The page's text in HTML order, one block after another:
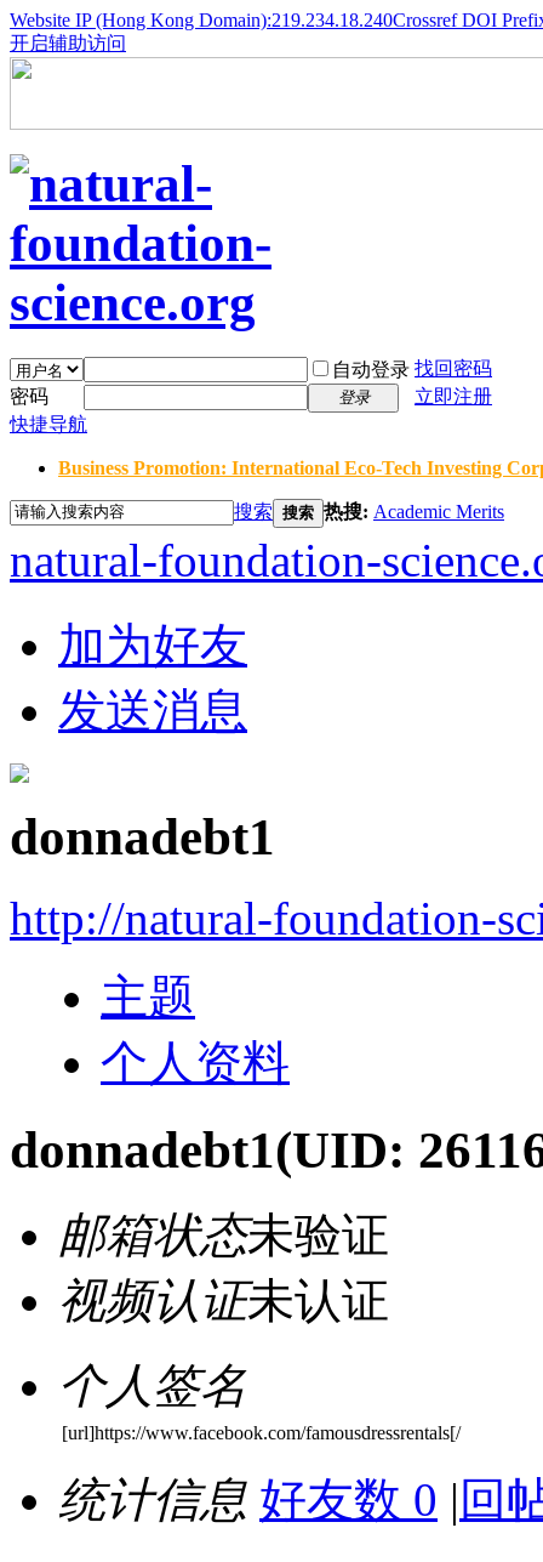
Website IP (Hong Kong Domain):219.234.18.240Crossref DOI
开启辅助访问
自动登录 找回密码
密码
登录
立即注册
快捷导航
Business Promotion: International Eco-Tech Investing
搜索 搜索 热搜: Academic Merits
natural-foundation-
加为好友
发送消息
donnadebt1
http://natural-foundation-
主题
个人资料
donnadebt1(UID:
邮箱状态未验证
视频认证未认证
个人签名
[url]https://www.facebook.com/famousdressrentals[/
统计信息 好友数 0 | 回